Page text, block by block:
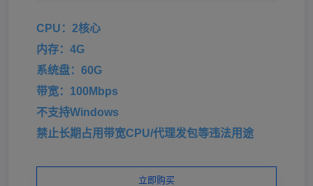
CPU：2核心
内存：4G
系统盘：60G
带宽：100Mbps
不支持Windows
禁止长期占用带宽CPU/代理发包等违法用途
立即购买